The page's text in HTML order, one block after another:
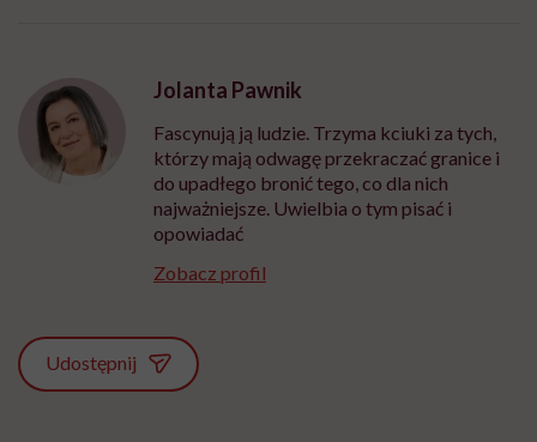
Jolanta Pawnik
Fascynują ją ludzie. Trzyma kciuki za tych,
którzy mają odwagę przekraczać granice i
do upadłego bronić tego, co dla nich
najważniejsze. Uwielbia o tym pisać i
opowiadać
Zobacz profil
Udostępnij